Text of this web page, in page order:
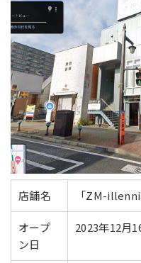
店舗名 「ZM-
オープ
ン日
2023年12月